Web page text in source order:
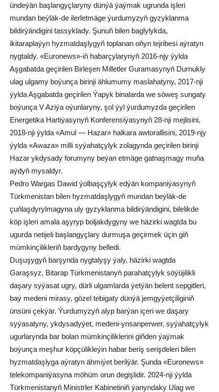
ündeýän başlangyçlaryny dünýä ýaýmak ugrunda işleri
mundan beýläk-de ilerletmäge ýurdumyzyň gyzyklanma
bildirýändigini tassyklady. Şunuň bilen baglylykda,
ikitaraplaýyn hyzmatdaşlygyň toplanan oňyn tejribesi aýratyn
nygtaldy. «Euronews»-iň habarçylarynyň 2016-njy ýylda
Aşgabatda geçirilen Birleşen Milletler Guramasynyň Durnukly
ulag ulgamy boýunça birinji ählumumy maslahatyny, 2017-nji
ýylda Aşgabatda geçirilen Ýapyk binalarda we söweş sungaty
boýunça V Aziýa oýunlaryny, şol ýyl ýurdumyzda geçirilen
Energetika Hartiýasynyň Konferensiýasynyň 28-nji mejlisini,
2018-nji ýylda «Amul — Hazar» halkara awtorallisini, 2019-njy
ýylda «Аwaza» milli syýahatçylyk zolagynda geçirilen birinji
Hazar ykdysady forumyny beýan etmäge gatnaşmagy muňa
aýdyň mysaldyr.
Pedro Wargas Dawid ýolbaşçylyk edýän kompaniýasynyň
Türkmenistan bilen hyzmatdaşlygyň mundan beýläk-de
çuňlaşdyrylmagyna uly gyzyklanma bildirýändigini, bilelikde
köp işleri amala aşyryp boljakdygyny we häzirki wagtda bu
ugurda netijeli başlangyçlary durmuşa geçirmek üçin giň
mümkinçilikleriň bardygyny belledi.
Duşuşygyň barşynda nygtalyşy ýaly, häzirki wagtda
Garaşsyz, Bitarap Türkmenistanyň parahatçylyk söýüjilikli
daşary syýasat ugry, dürli ulgamlarda ýetýän belent sepgitleri,
baý medeni mirasy, gözel tebigaty dünýä jemgyýetçiliginiň
ünsüni çekýär. Ýurdumyzyň alyp barýan içeri we daşary
syýasatyny, ykdysadyýet, medeni-ynsanperwer, syýahatçylyk
ugurlarynda bar bolan mümkinçiliklerini giňden ýaýmak
boýunça meşhur köpçülikleýin habar beriş serişdeleri bilen
hyzmatdaşlyga aýratyn ähmiýet berilýär. Şunda «Euronews»
telekompaniýasyna möhüm orun degişlidir. 2024-nji ýylda
Türkmenistanyň Ministrler Kabinetiniň ýanyndaky Ulag we